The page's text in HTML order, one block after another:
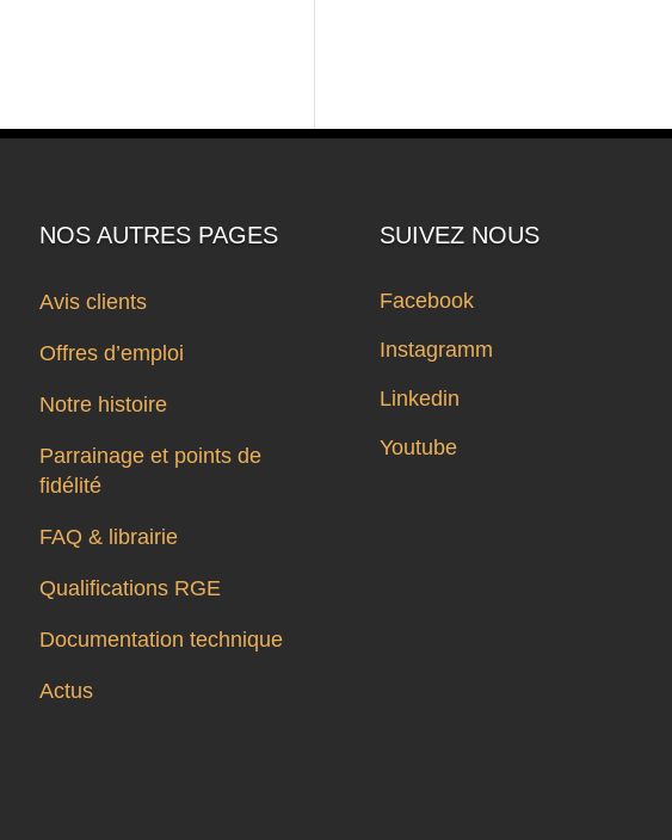
NOS AUTRES PAGES
Avis clients
Offres d’emploi
Notre histoire
Parrainage et points de
fidélité
FAQ & librairie
Qualifications RGE
Documentation technique
Actus
SUIVEZ NOUS
Facebook
Instagramm
Linkedin
Youtube